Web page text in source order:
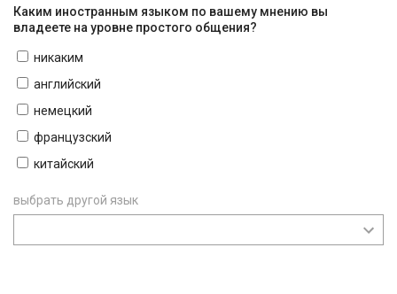
Каким иностранным языком по вашему мнению вы
владеете на уровне простого общения?
никаким
английский
немецкий
французский
китайский
выбрать другой язык